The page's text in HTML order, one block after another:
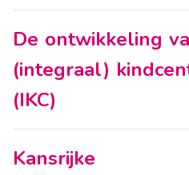
De ontwikkeling
(integraal)
(IKC)
Kansrijke